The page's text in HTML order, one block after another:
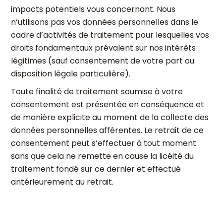
impacts potentiels vous concernant. Nous
n’utilisons pas vos données personnelles dans le
cadre d’activités de traitement pour lesquelles vos
droits fondamentaux prévalent sur nos intérêts
légitimes (sauf consentement de votre part ou
disposition légale particulière).
Toute finalité de traitement soumise à votre
consentement est présentée en conséquence et
de manière explicite au moment de la collecte des
données personnelles afférentes. Le retrait de ce
consentement peut s’effectuer à tout moment
sans que cela ne remette en cause la licéité du
traitement fondé sur ce dernier et effectué
antérieurement au retrait.